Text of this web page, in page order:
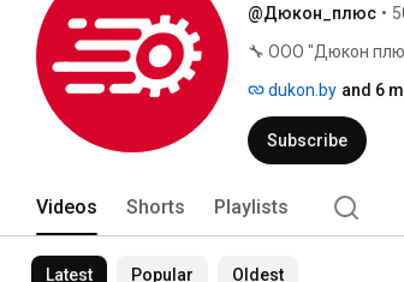
@Дюкон_плюс •
🔧 ООО "Дюкон
dukon.by and 6
Subscribe
Videos Shorts Playlists
Latest Popular Oldest